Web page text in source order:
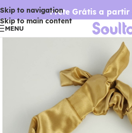
Skip to navigation
Skip to main content
Frete Grátis a partir
MENU